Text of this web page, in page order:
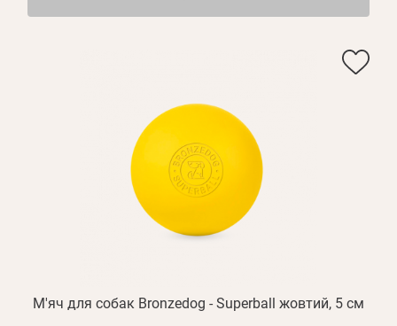
М'яч для собак Bronzedog - Superball жовтий, 5 см